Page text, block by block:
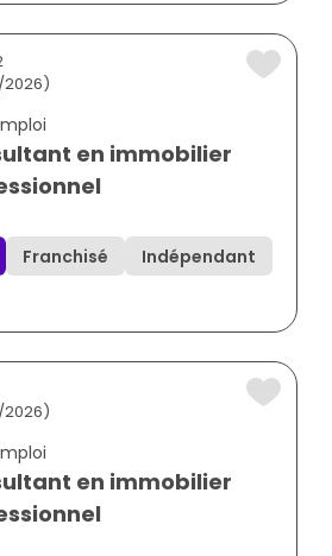
2026)
en immobilier
Franchisé
Indépendant
2026)
en immobilier